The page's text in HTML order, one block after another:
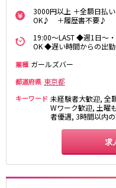
3000円以上 ＋全額日
OK♪ ＋履歴書不要♪
19:00～LAST ◆週1日～
OK ◆遅い時間からの出
業種 ガールズバー
都道府県 東京都
キーワード 未経験者大歓迎, 全
Wワーク歓迎, 土曜
者優遇, 3時間以内
求
都営浅草線
新橋駅
東京メトロ銀座線
新橋駅
上野駅
赤坂見附駅
田原町駅
表参道駅